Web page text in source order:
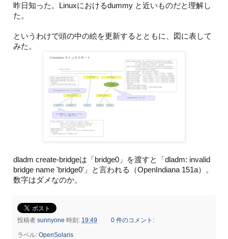
昨日知った。Linuxにおけるdummy と近いものだと理解し
た。
というわけで頭の中の絵を更新するとともに、図に表して
みた。
dladm create-bridgeは「bridge0」を渡すと「dladm: invalid
bridge name 'bridge0'」と言われる（OpenIndiana 151a）。
数字はダメなのか。
投稿者 sunnyone 時刻: 19:49 0 件のコメント:
ラベル: OpenSolaris